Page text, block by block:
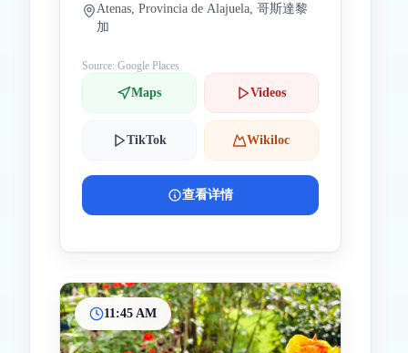
Atenas, Provincia de Alajuela, 哥斯達黎
加
Source: Google Places
Maps Videos
TikTok Wikiloc
查看详情
11:45 AM